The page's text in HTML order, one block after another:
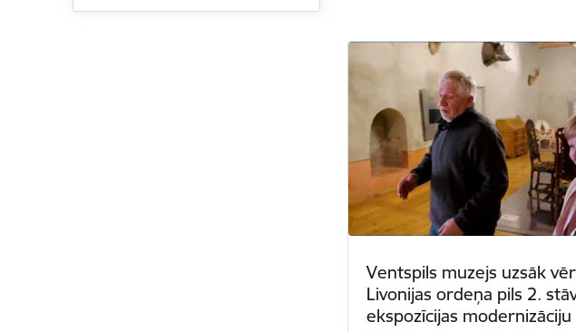
Ventspils muzejs uzsāk
Livonijas ordeņa pils 2.
ekspozīcijas modernizāciju